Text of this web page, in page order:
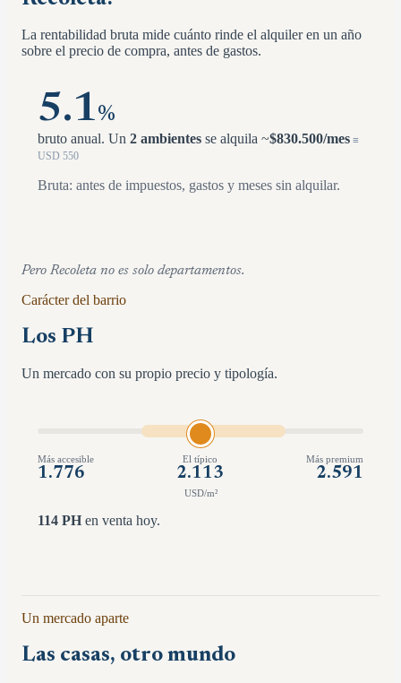
La rentabilidad bruta mide cuánto rinde el alquiler en un año
sobre el precio de compra, antes de gastos.
5.1%
bruto anual. Un 2 ambientes se alquila ~$830.500/mes ≡
USD 550
Bruta: antes de impuestos, gastos y meses sin alquilar.
Pero Recoleta no es solo departamentos.
Carácter del barrio
Los PH
Un mercado con su propio precio y tipología.
Más accesible
1.776
El típico
2.113
Más premium
2.591
USD/m²
114 PH en venta hoy.
Un mercado aparte
Las casas, otro mundo